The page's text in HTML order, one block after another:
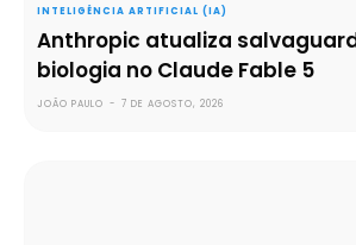
INTELIGÊNCIA ARTIFICIAL (IA)
Anthropic atualiza
biologia no Claude Fable 5
JOÃO PAULO - 7 DE AGOSTO, 2026